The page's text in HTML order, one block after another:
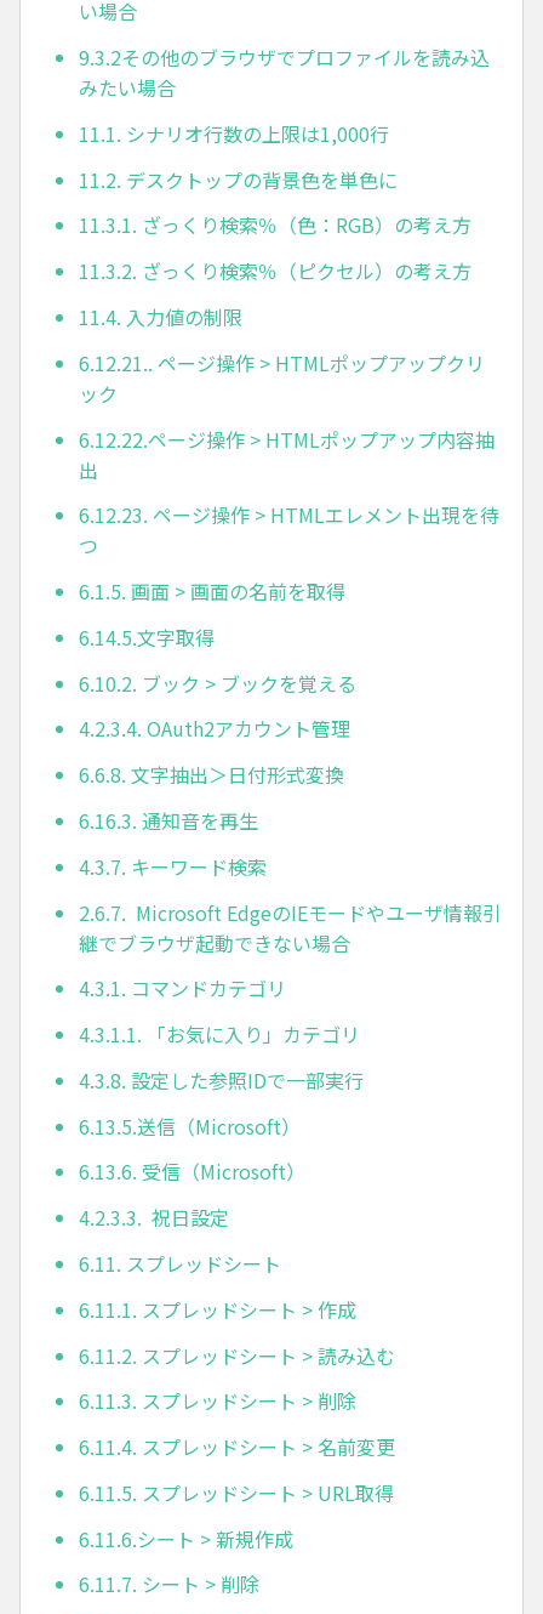
い場合
9.3.2その他のブラウザでプロファイルを読み込
みたい場合
11.1. シナリオ行数の上限は1,000行
11.2. デスクトップの背景色を単色に
11.3.1. ざっくり検索％（色：RGB）の考え方
11.3.2. ざっくり検索％（ピクセル）の考え方
11.4. 入力値の制限
6.12.21.. ページ操作 > HTMLポップアップクリ
ック
6.12.22.ページ操作 > HTMLポップアップ内容抽
出
6.12.23. ページ操作 > HTMLエレメント出現を待
つ
6.1.5. 画面 > 画面の名前を取得
6.14.5.文字取得
6.10.2. ブック > ブックを覚える
4.2.3.4. OAuth2アカウント管理
6.6.8. 文字抽出＞日付形式変換
6.16.3. 通知音を再生
4.3.7. キーワード検索
2.6.7. Microsoft EdgeのIEモードやユーザ情報引
継でブラウザ起動できない場合
4.3.1. コマンドカテゴリ
4.3.1.1. 「お気に入り」カテゴリ
4.3.8. 設定した参照IDで一部実行
6.13.5.送信（Microsoft）
6.13.6. 受信（Microsoft）
4.2.3.3. 祝日設定
6.11. スプレッドシート
6.11.1. スプレッドシート > 作成
6.11.2. スプレッドシート > 読み込む
6.11.3. スプレッドシート > 削除
6.11.4. スプレッドシート > 名前変更
6.11.5. スプレッドシート > URL取得
6.11.6.シート > 新規作成
6.11.7. シート > 削除